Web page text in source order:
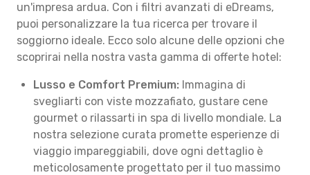
un'impresa ardua. Con i filtri avanzati di eDreams,
puoi personalizzare la tua ricerca per trovare il
soggiorno ideale. Ecco solo alcune delle opzioni che
scoprirai nella nostra vasta gamma di offerte hotel:
Lusso e Comfort Premium: Immagina di
svegliarti con viste mozzafiato, gustare cene
gourmet o rilassarti in spa di livello mondiale. La
nostra selezione curata promette esperienze di
viaggio impareggiabili, dove ogni dettaglio è
meticolosamente progettato per il tuo massimo